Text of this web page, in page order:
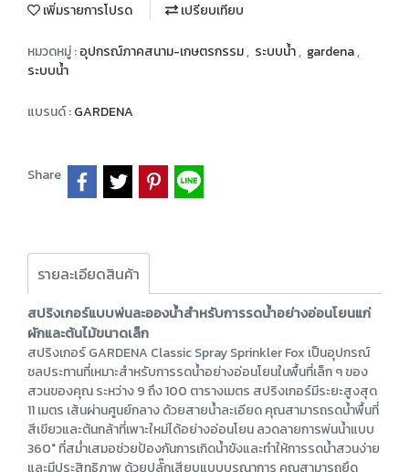
เพิ่มรายการโปรด เปรียบเทียบ
หมวดหมู่ :อุปกรณ์ภาคสนาม-เกษตรกรรม, ระบบน้ำ, gardena,
ระบบน้ำ
แบรนด์ :GARDENA
Share
รายละเอียดสินค้า
สปริงเกอร์แบบพ่นละอองน้ำสำหรับการรดน้ำอย่างอ่อนโยนแก่
ผักและต้นไม้ขนาดเล็ก
สปริงเกอร์ GARDENA Classic Spray Sprinkler Fox เป็นอุปกรณ์
ชลประทานที่เหมาะสำหรับการรดน้ำอย่างอ่อนโยนในพื้นที่เล็ก ๆ ของ
สวนของคุณ ระหว่าง 9 ถึง 100 ตารางเมตร สปริงเกอร์มีระยะสูงสุด
11 เมตร เส้นผ่านศูนย์กลาง ด้วยสายน้ำละเอียด คุณสามารถรดน้ำพื้นที่
สีเขียวและต้นกล้าที่เพาะใหม่ได้อย่างอ่อนโยน ลวดลายการพ่นน้ำแบบ
360° ที่สม่ำเสมอช่วยป้องกันการเกิดน้ำขังและทำให้การรดน้ำสวนง่าย
และมีประสิทธิภาพ ด้วยปลั๊กเสียบแบบบูรณาการ คุณสามารถยึด